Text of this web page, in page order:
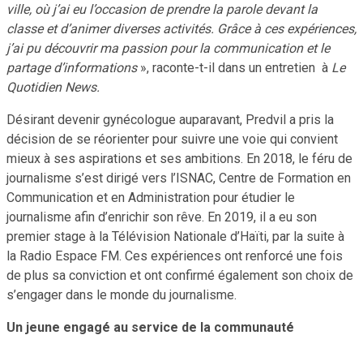
ville, où j’ai eu l’occasion de prendre la parole devant la
classe et d’animer diverses activités. Grâce à ces expériences,
j’ai pu découvrir ma passion pour la communication et le
partage d’informations», raconte-t-il dans un entretien à Le
Quotidien News.
Désirant devenir gynécologue auparavant, Predvil a pris la
décision de se réorienter pour suivre une voie qui convient
mieux à ses aspirations et ses ambitions. En 2018, le féru de
journalisme s’est dirigé vers l’ISNAC, Centre de Formation en
Communication et en Administration pour étudier le
journalisme afin d’enrichir son rêve. En 2019, il a eu son
premier stage à la Télévision Nationale d’Haïti, par la suite à
la Radio Espace FM. Ces expériences ont renforcé une fois
de plus sa conviction et ont confirmé également son choix de
s’engager dans le monde du journalisme.
Un jeune engagé au service de la communauté